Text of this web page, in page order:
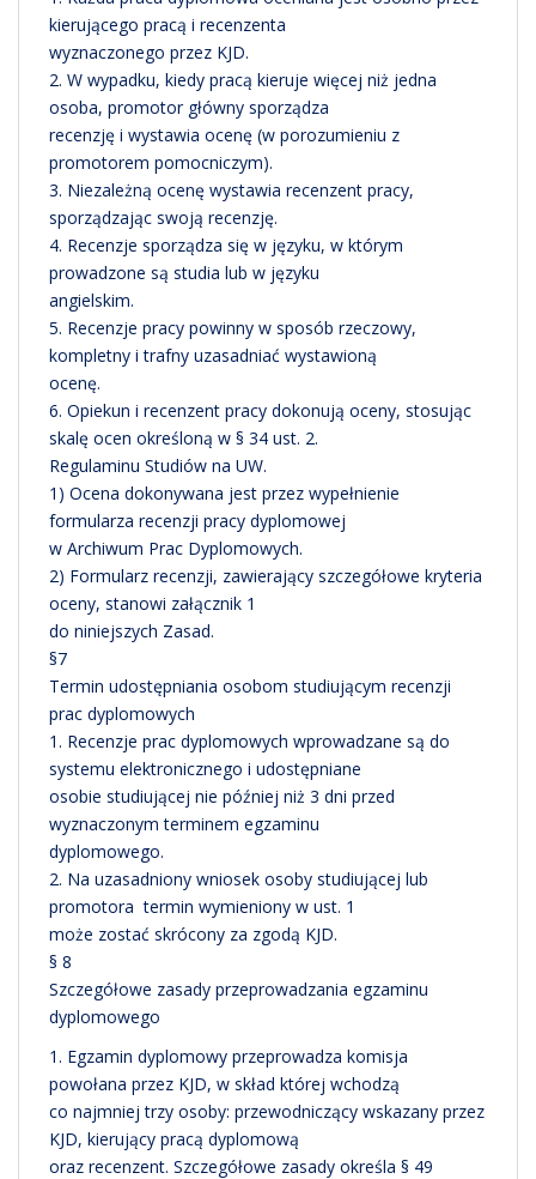
kierującego pracą i recenzenta
wyznaczonego przez KJD.
2. W wypadku, kiedy pracą kieruje więcej niż jedna
osoba, promotor główny sporządza
recenzję i wystawia ocenę (w porozumieniu z
promotorem pomocniczym).
3. Niezależną ocenę wystawia recenzent pracy,
sporządzając swoją recenzję.
4. Recenzje sporządza się w języku, w którym
prowadzone są studia lub w języku
angielskim.
5. Recenzje pracy powinny w sposób rzeczowy,
kompletny i trafny uzasadniać wystawioną
ocenę.
6. Opiekun i recenzent pracy dokonują oceny, stosując
skalę ocen określoną w § 34 ust. 2.
Regulaminu Studiów na UW.
1) Ocena dokonywana jest przez wypełnienie
formularza recenzji pracy dyplomowej
w Archiwum Prac Dyplomowych.
2) Formularz recenzji, zawierający szczegółowe kryteria
oceny, stanowi załącznik 1
do niniejszych Zasad.
§7
Termin udostępniania osobom studiującym recenzji
prac dyplomowych
1. Recenzje prac dyplomowych wprowadzane są do
systemu elektronicznego i udostępniane
osobie studiującej nie później niż 3 dni przed
wyznaczonym terminem egzaminu
dyplomowego.
2. Na uzasadniony wniosek osoby studiującej lub
promotora termin wymieniony w ust. 1
może zostać skrócony za zgodą KJD.
§ 8
Szczegółowe zasady przeprowadzania egzaminu
dyplomowego
1. Egzamin dyplomowy przeprowadza komisja
powołana przez KJD, w skład której wchodzą
co najmniej trzy osoby: przewodniczący wskazany przez
KJD, kierujący pracą dyplomową
oraz recenzent. Szczegółowe zasady określa § 49